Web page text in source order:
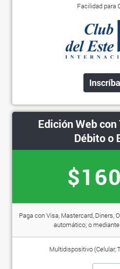
Facilidad para
Edición Web
Débito o
$160
Paga con Visa, Mastercard, Diners,
automático; o mediante
Multidispositivo (Celular,